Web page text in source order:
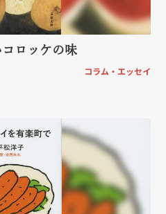
ロッケの味
コラム・エッセイ